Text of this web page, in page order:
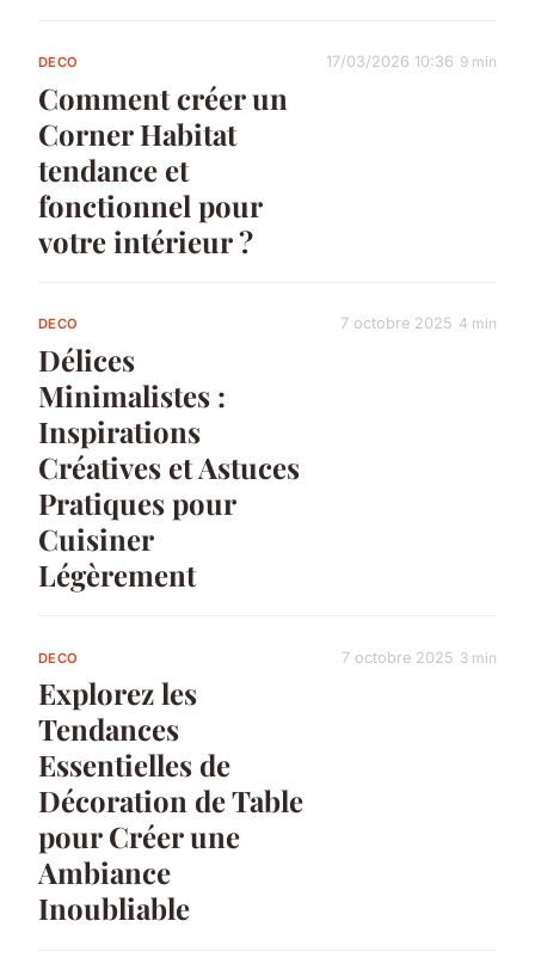
DECO
Comment créer un
Corner Habitat
tendance et
fonctionnel pour
votre intérieur ?
17/03/2026 10:36 9 min
DECO
Délices
Minimalistes :
Inspirations
Créatives et Astuces
Pratiques pour
Cuisiner
Légèrement
7 octobre 2025 4 min
DECO
Explorez les
Tendances
Essentielles de
Décoration de Table
pour Créer une
Ambiance
Inoubliable
7 octobre 2025 3 min